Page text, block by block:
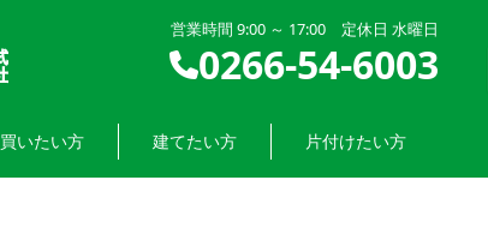
営業時間 9:00 ～ 17:00 定休日 水曜日
0266-54-6003
買いたい方 建てたい方 片付けたい方